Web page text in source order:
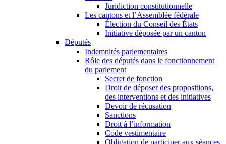
Juridiction constitutionnelle
Les cantons et l’Assemblée fédérale
Élection du Conseil des États
Initiative déposée par un canton
Députés
Indemnités parlementaires
Rôle des députés dans le fonctionnement
du parlement
Secret de fonction
Droit de déposer des propositions,
des interventions et des initiatives
Devoir de récusation
Sanctions
Droit à l’information
Code vestimentaire